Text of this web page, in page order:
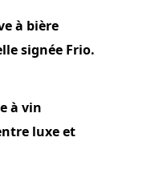
à bière
signée Frio.
à vin
luxe et